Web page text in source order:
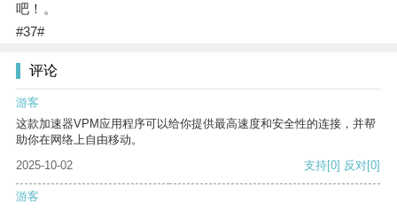
吧！。
#37#
评论
游客
这款加速器VPM应用程序可以给你提供最高速度和安全性的连接，并帮
助你在网络上自由移动。
2025-10-02
支持[0] 反对[0]
游客